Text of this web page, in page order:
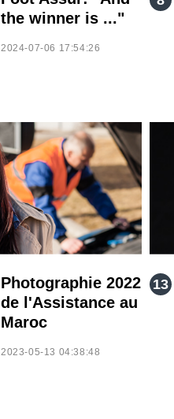
the winner is ..."
2024-07-06 17:54:26
Photographie 2022
de l'Assistance au
Maroc
2023-05-13 04:38:48